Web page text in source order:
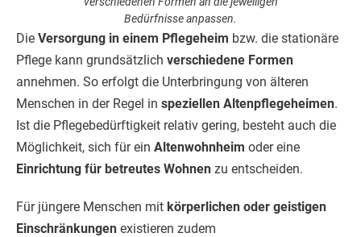
Bedürfnisse anpassen.
Die Versorgung in einem Pflegeheim bzw. die stationäre
Pflege kann grundsätzlich verschiedene Formen
annehmen. So erfolgt die Unterbringung von älteren
Menschen in der Regel in speziellen Altenpflegeheimen.
Ist die Pflegebedürftigkeit relativ gering, besteht auch die
Möglichkeit, sich für ein Altenwohnheim oder eine
Einrichtung für betreutes Wohnen zu entscheiden.
Für jüngere Menschen mit körperlichen oder geistigen
Einschränkungen existieren zudem